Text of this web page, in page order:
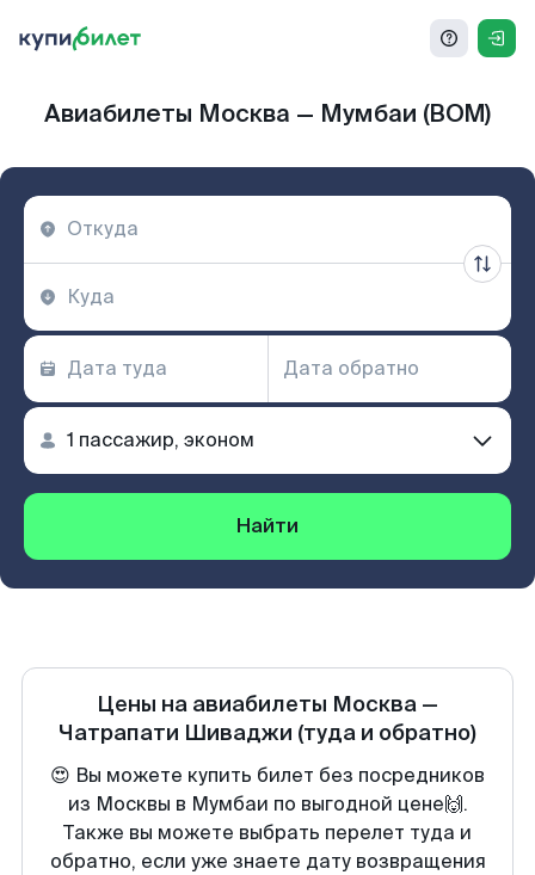
Авиабилеты Москва — Мумбаи (BOM)
Найти
Цены на авиабилеты Москва —
Чатрапати Шиваджи (туда и обратно)
😍 Вы можете купить билет без посредников
из Москвы в Мумбаи по выгодной цене🙌.
Также вы можете выбрать перелет туда и
обратно, если уже знаете дату возвращения